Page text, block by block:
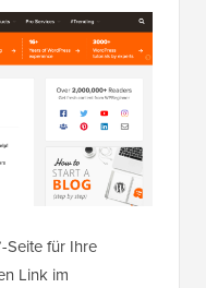
Seite für Ihre
Link im